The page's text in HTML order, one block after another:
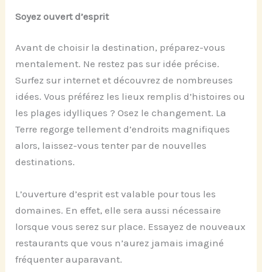
Soyez ouvert d’esprit
Avant de choisir la destination, préparez-vous
mentalement. Ne restez pas sur idée précise.
Surfez sur internet et découvrez de nombreuses
idées. Vous préférez les lieux remplis d’histoires ou
les plages idylliques ? Osez le changement. La
Terre regorge tellement d’endroits magnifiques
alors, laissez-vous tenter par de nouvelles
destinations.
L’ouverture d’esprit est valable pour tous les
domaines. En effet, elle sera aussi nécessaire
lorsque vous serez sur place. Essayez de nouveaux
restaurants que vous n’aurez jamais imaginé
fréquenter auparavant.